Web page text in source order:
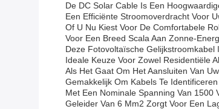
De DC Solar Cable Is Een
Een Efficiënte Stroomoverdracht Voor
Of U Nu Kiest Voor De Comfortabele
Voor Een Breed Scala Aan Zonne-
Deze Fotovoltaïsche
Ideale Keuze Voor Zowel Residentiële
Als Het Gaat Om Het Aansluiten Van
Gemakkelijk Om Kabels Te
Met Een Nominale Spanning Van
Geleider Van 6 Mm2 Zorgt Voor Een